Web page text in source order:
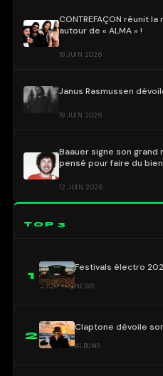
CONTREFAÇON réunit
autour de « ALMA » !
19 JUIN 2026
Janus Rasmussen
19 JUIN 2026
Baauer signe son grand
pensé pour faire du bien
12 JUIN 2026
TOP 3
1
Festivals électro
NEWS
2
Claptone dévoile
ALBUMS